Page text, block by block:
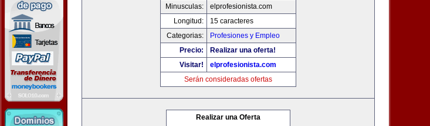
Minusculas:
elprofesionista.com
Longitud:
15 caracteres
Categorias:
Profesiones y Empleo
Precio:
Realizar una oferta!
Visitar!
elprofesionista.com
Serán consideradas ofertas
Realizar una Oferta